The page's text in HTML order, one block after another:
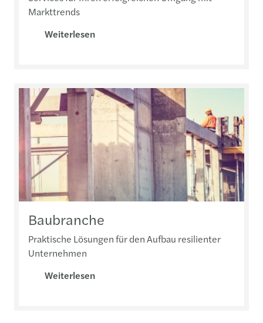
Markttrends
Weiterlesen
Baubranche
Praktische Lösungen für den Aufbau resilienter
Unternehmen
Weiterlesen